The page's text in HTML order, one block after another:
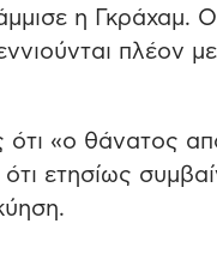
η
πλέον
ότι «ο θάνατος
ετησίως